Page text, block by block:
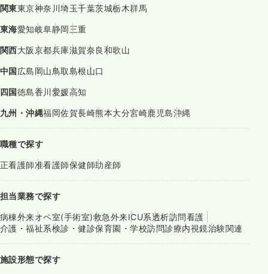
関東東京神奈川埼玉千葉茨城栃木群馬
東海愛知岐阜静岡三重
関西大阪京都兵庫滋賀奈良和歌山
中国広島岡山鳥取島根山口
四国徳島香川愛媛高知
九州・沖縄福岡佐賀長崎熊本大分宮崎鹿児島沖縄
職種で探す
正看護師准看護師保健師助産師
担当業務で探す
病棟外来オペ室(手術室)救急外来ICU系透析訪問看護
介護・福祉系検診・健診保育園・学校訪問診療内視鏡治験関連
施設形態で探す